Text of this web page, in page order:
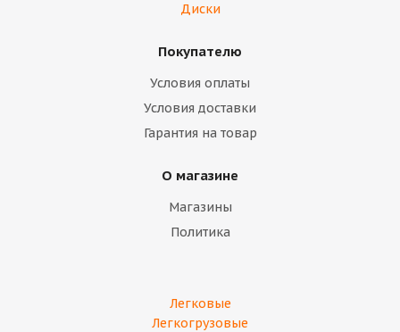
Диски
Покупателю
Условия оплаты
Условия доставки
Гарантия на товар
О магазине
Магазины
Политика
Легковые
Легкогрузовые